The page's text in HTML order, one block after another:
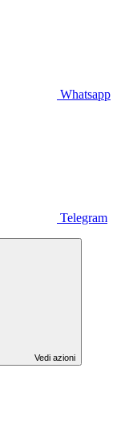
Whatsapp
Telegram
Vedi azioni